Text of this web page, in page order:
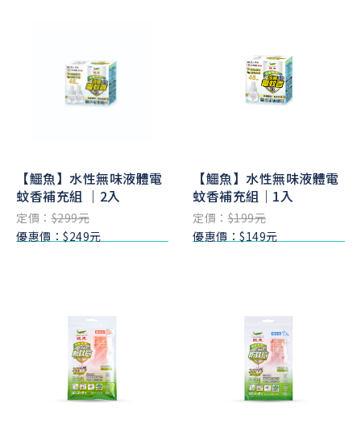
【鱷魚】水性無味液體電
蚊香補充組 ｜2入
定價：$299元
優惠價：$249元
【鱷魚】水性無味液體電
蚊香補充組｜1入
定價：$199元
優惠價：$149元